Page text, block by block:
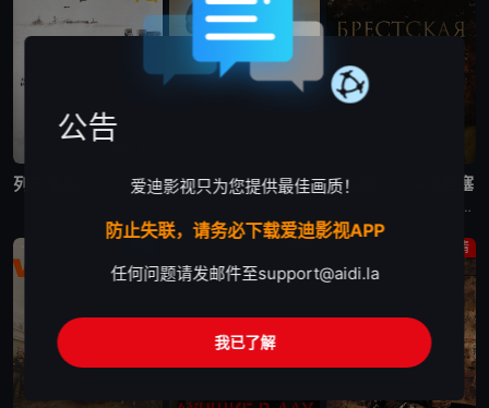
列宁格勒 东方 兵临城下之决战要塞
故事发生在1941年的6月，布格河畔回荡着欢声笑语，就在一片歌舞升平之际，几架飞机飞过投下了炸弹，将一切摧毁殆尽，霎时间，河畔边成为了鲜血和火焰的海洋。德国人的入侵让位于华沙和莫斯科之间的布列斯特
剧情
公告
爱迪影视只为您提供最佳画质！
防止失联，请务必下载爱迪影视APP
任何问题请发邮件至support@aidi.la
我已了解